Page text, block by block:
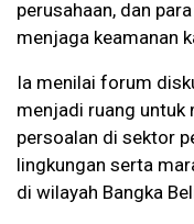
perusahaan, dan
menjaga keamanan
Ia menilai forum
menjadi ruang untuk
persoalan di sektor
lingkungan serta
di wilayah Bangka